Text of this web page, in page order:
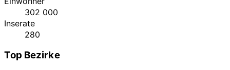
302 000
Inserate
280
Top Bezirke